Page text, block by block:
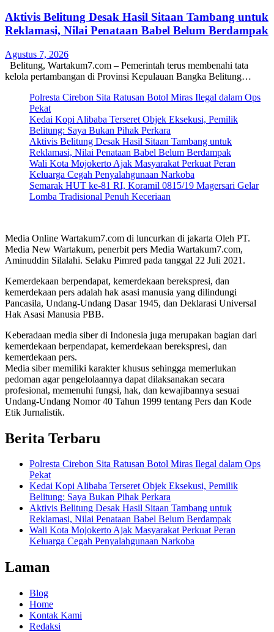
Aktivis Belitung Desak Hasil Sitaan Tambang untuk
Reklamasi, Nilai Penataan Babel Belum Berdampak
Agustus 7, 2026
Belitung, Wartakum7.com – Pemerintah terus membenahi tata
kelola pertambangan di Provinsi Kepulauan Bangka Belitung…
Polresta Cirebon Sita Ratusan Botol Miras Ilegal dalam Ops
Pekat
Kedai Kopi Alibaba Terseret Objek Eksekusi, Pemilik
Belitung: Saya Bukan Pihak Perkara
Aktivis Belitung Desak Hasil Sitaan Tambang untuk
Reklamasi, Nilai Penataan Babel Belum Berdampak
Wali Kota Mojokerto Ajak Masyarakat Perkuat Peran
Keluarga Cegah Penyalahgunaan Narkoba
Semarak HUT ke-81 RI, Koramil 0815/19 Magersari Gelar
Lomba Tradisional Penuh Keceriaan
Media Online Wartakum7.com di luncurkan di jakarta Oleh PT.
Media New Wartakum, penerbit pers Media Wartakum7.com,
Aminuddin Silalahi. Selaku Pimred pada tanggal 22 Juli 2021.
Kemerdekaan berpendapat, kemerdekaan berekspresi, dan
kemerdekaan pers adalah hak asasi manusia yang dilindungi
Pancasila, Undang-Undang Dasar 1945, dan Deklarasi Universal
Hak Asasi Manusia PBB.
Keberadaan media siber di Indonesia juga merupakan bagian dari
kemerdekaan berpendapat, kemerdekaan berekspresi, dan
kemerdekaan pers.
Media siber memiliki karakter khusus sehingga memerlukan
pedoman agar pengelolaannya dapat dilaksanakan secara
profesional, memenuhi fungsi, hak, dan kewajibannya sesuai
Undang-Undang Nomor 40 Tahun 1999 tentang Pers dan Kode
Etik Jurnalistik.
Berita Terbaru
Polresta Cirebon Sita Ratusan Botol Miras Ilegal dalam Ops
Pekat
Kedai Kopi Alibaba Terseret Objek Eksekusi, Pemilik
Belitung: Saya Bukan Pihak Perkara
Aktivis Belitung Desak Hasil Sitaan Tambang untuk
Reklamasi, Nilai Penataan Babel Belum Berdampak
Wali Kota Mojokerto Ajak Masyarakat Perkuat Peran
Keluarga Cegah Penyalahgunaan Narkoba
Laman
Blog
Home
Kontak Kami
Redaksi